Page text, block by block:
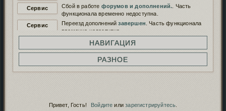
Сервис Сбой в работе форумов и дополнений. . Часть
функционала временно недоступна.
Сервис
Переезд дополненийзавершен . Часть функционала
временно недоступна.
Переезд дополнений нановый сервер
будет временно недоступен.
Работа дополнений восстановлена. И снова
сломана...
Полезное о нейро-скриптах ибезопасности
НАВИГАЦИЯ
РАЗНОЕ
Привет, Гость! Войдите илизарегистрируйтесь